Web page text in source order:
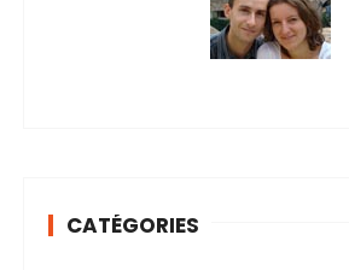
CATÉGORIES